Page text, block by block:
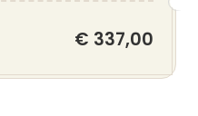
€ 337,00